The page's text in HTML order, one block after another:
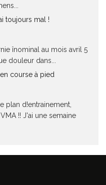
toujours mal !
înominal au mois avril 5
douleur dans...
course à pied
plan d!entrainement,
!! J'ai une semaine